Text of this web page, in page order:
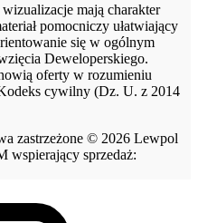
mają charakter
pomocniczy ułatwiający
się w ogólnym
Deweloperskiego.
oferty w rozumieniu
cywilny (Dz. U. z 2014
zastrzeżone © 2026 Lewpol
wspierający sprzedaż: